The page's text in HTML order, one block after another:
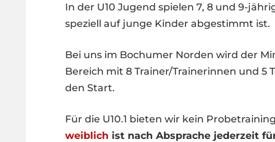
In der U10 Jugend spielen 7, 8 und 9-
speziell auf junge Kinder abgestimmt ist.
Bei uns im Bochumer Norden wird der
Bereich mit 8 Trainer/Trainerinnen und 5
den Start.
Für die U10.1 bieten wir kein
weiblich ist nach Absprache jederzeit